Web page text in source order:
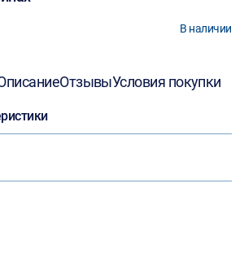
В наличии
ОтзывыУсловия покупки